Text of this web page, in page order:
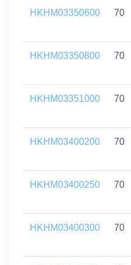
HKHM03350600 70
HKHM03350800 70
HKHM03351000 70
HKHM03400200 70
HKHM03400250 70
HKHM03400300 70